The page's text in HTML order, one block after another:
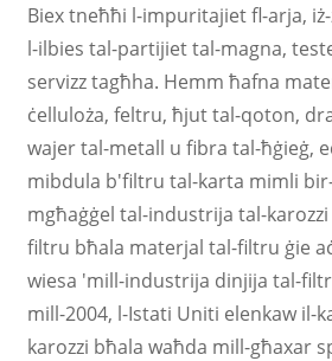
Biex tneħħi l-impuritajiet fl-arja,
l-ilbies tal-partijiet tal-magna,
servizz tagħha. Hemm ħafna
ċelluloża, feltru, ħjut tal-qoton,
wajer tal-metall u fibra tal-ħġieġ,
mibdula b'filtru tal-karta mimli
mgħaġġel tal-industrija tal-
filtru bħala materjal tal-filtru ġie
wiesa 'mill-industrija dinjija tal-
mill-2004, l-Istati Uniti elenkaw il-
karozzi bħala waħda mill-għaxar